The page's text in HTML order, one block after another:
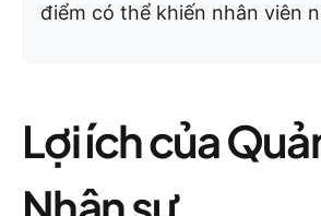
điểm có thể khiến nhân viên
Lợi ích của